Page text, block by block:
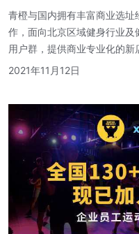
青橙与国内拥有丰富商业选址
作，面向北京区域健身行业
用户群，提供商业专业化的新
2021年11月12日